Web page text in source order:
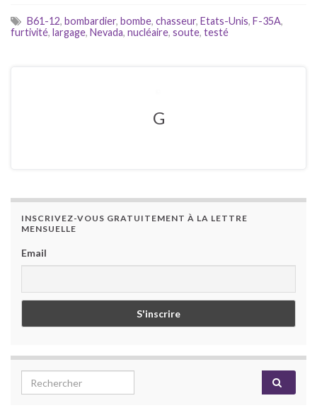
B61-12, bombardier, bombe, chasseur, Etats-Unis, F-35A,
furtivité, largage, Nevada, nucléaire, soute, testé
G
INSCRIVEZ-VOUS GRATUITEMENT À LA LETTRE
MENSUELLE
Email
Search for: